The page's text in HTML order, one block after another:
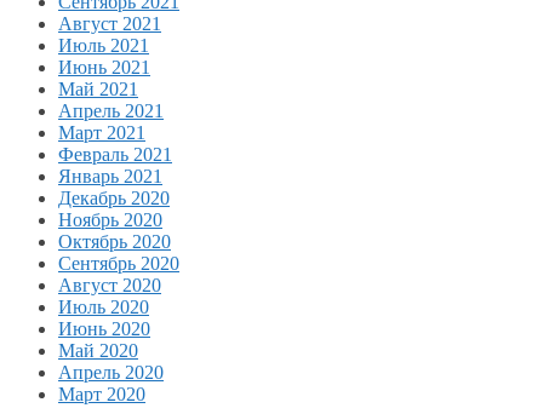
Август 2021
Июль 2021
Июнь 2021
Май 2021
Апрель 2021
Март 2021
Февраль 2021
Январь 2021
Декабрь 2020
Ноябрь 2020
Октябрь 2020
Сентябрь 2020
Август 2020
Июль 2020
Июнь 2020
Май 2020
Апрель 2020
Март 2020